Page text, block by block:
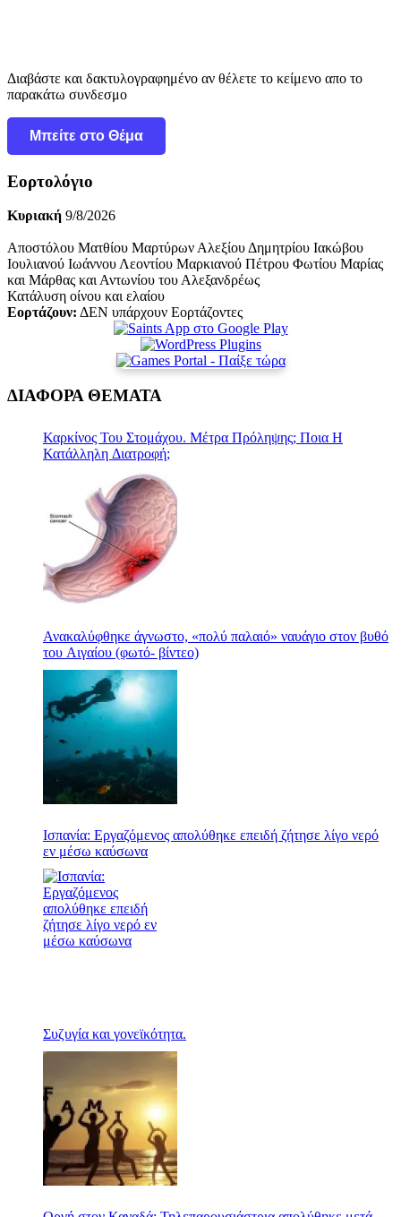
Διαβάστε και δακτυλογραφημένο αν θέλετε το κείμενο απο το
παρακάτω συνδεσμο
Μπείτε στο Θέμα
Εορτολόγιο
Κυριακή 9/8/2026
Αποστόλου Ματθίου Μαρτύρων Αλεξίου Δημητρίου Ιακώβου
Ιουλιανού Ιωάννου Λεοντίου Μαρκιανού Πέτρου Φωτίου Μαρίας
και Μάρθας και Αντωνίου του Αλεξανδρέως
Κατάλυση οίνου και ελαίου
Εορτάζουν: ΔΕΝ υπάρχουν Εορτάζοντες
ΔΙΑΦΟΡΑ ΘΕΜΑΤΑ
Καρκίνος Του Στομάχου. Μέτρα Πρόληψης; Ποια Η
Κατάλληλη Διατροφή;
Ανακαλύφθηκε άγνωστο, «πολύ παλαιό» ναυάγιο στον βυθό
του Αιγαίου (φωτό- βίντεο)
Ισπανία: Εργαζόμενος απολύθηκε επειδή ζήτησε λίγο νερό
εν μέσω καύσωνα
Συζυγία και γονεϊκότητα.